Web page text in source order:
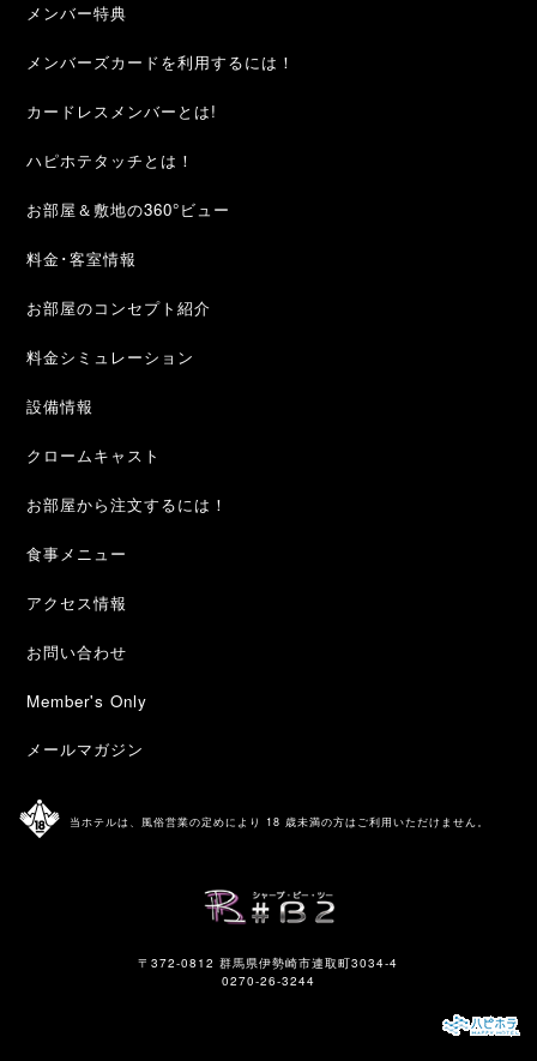
メンバー特典
メンバーズカードを利用するには！
カードレスメンバーとは!
ハピホテタッチとは！
お部屋＆敷地の360°ビュー
料金･客室情報
お部屋のコンセプト紹介
料金シミュレーション
設備情報
クロームキャスト
お部屋から注文するには！
食事メニュー
アクセス情報
お問い合わせ
Member's Only
メールマガジン
当ホテルは、風俗営業の定めにより 18 歳未満の方はご利用いただけません。
〒372-0812 群馬県伊勢崎市連取町3034-4
0270-26-3244